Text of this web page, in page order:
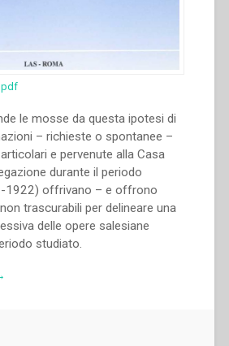
pdf
le mosse da questa ipotesi di
– richieste o spontanee –
e pervenute alla Casa
durante il periodo
1922) offrivano – e offrono
trascurabili per delineare una
delle opere salesiane
studiato.